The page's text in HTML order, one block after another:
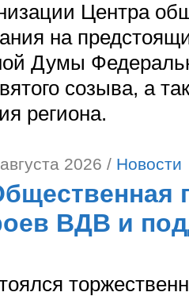
Центра
на
Думы
созыва, а
региона.
2026 / Новости
ВДВ и